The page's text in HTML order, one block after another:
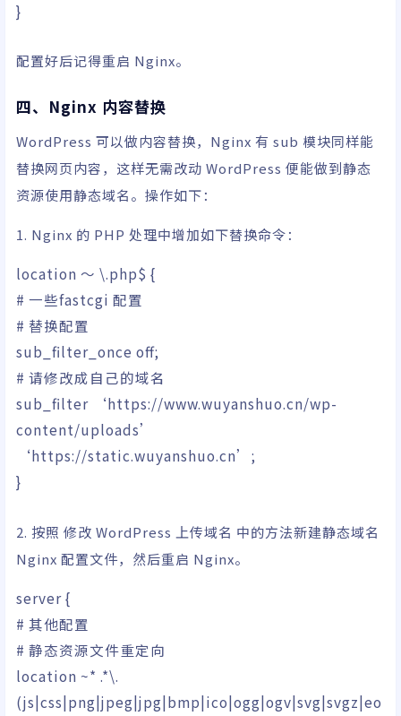
}
配置好后记得重启 Nginx。
四、Nginx 内容替换
WordPress 可以做内容替换，Nginx 有 sub 模块同样能
替换网页内容，这样无需改动 WordPress 便能做到静态
资源使用静态域名。操作如下：
1. Nginx 的 PHP 处理中增加如下替换命令：
location ～ \.php$ {
# 一些fastcgi 配置
# 替换配置
sub_filter_once off;
# 请修改成自己的域名
sub_filter
‘https://www.wuyanshuo.cn/wp-
content/uploads’
‘https://static.wuyanshuo.cn’ ;
}
2. 按照 修改 WordPress 上传域名 中的方法新建静态域名
Nginx 配置文件，然后重启 Nginx。
server{
# 其他配置
# 静态资源文件重定向
location ~* .*\.
(js|css|png|jpeg|jpg|bmp|ico|ogg|ogv|svg|svgz|eo